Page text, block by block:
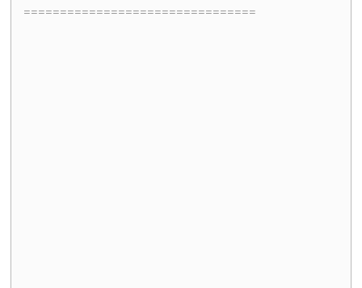
================================